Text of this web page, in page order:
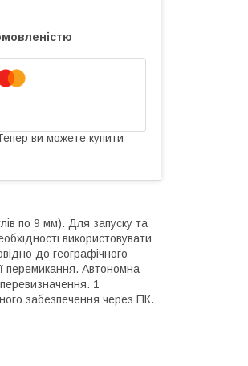
ви можете купити
по 9 мм). Для запуску та
використовувати
до географічного
перемикання. Автономна
1
забезпечення через ПК.